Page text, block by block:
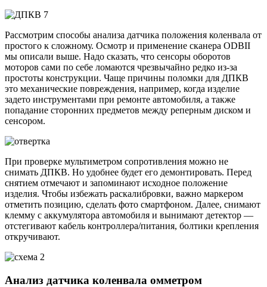
Рассмотрим способы анализа датчика положения коленвала от
простого к сложному. Осмотр и применение сканера ODBII
мы описали выше. Надо сказать, что сенсоры оборотов
моторов сами по себе ломаются чрезвычайно редко из-за
простоты конструкции. Чаще причины поломки для ДПКВ
это механические повреждения, например, когда изделие
задето инструментами при ремонте автомобиля, а также
попадание сторонних предметов между реперным диском и
сенсором.
При проверке мультиметром сопротивления можно не
снимать ДПКВ. Но удобнее будет его демонтировать. Перед
снятием отмечают и запоминают исходное положение
изделия. Чтобы избежать раскалибровки, важно маркером
отметить позицию, сделать фото смартфоном. Далее, снимают
клемму с аккумулятора автомобиля и вынимают детектор —
отстегивают кабель контроллера/питания, болтики крепления
откручивают.
Анализ датчика коленвала омметром